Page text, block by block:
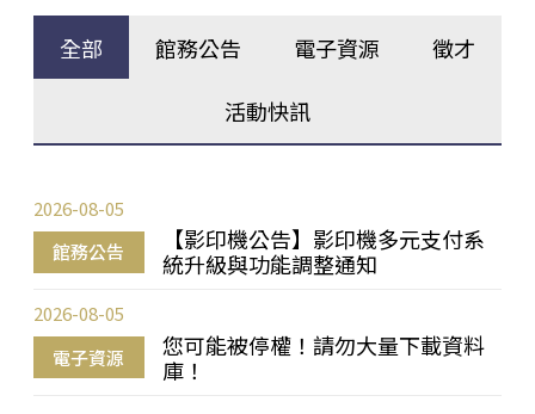
全部 館務公告 電子資源 徵才
活動快訊
館務公告
【影印機公告】影印機多元支付系
統升級與功能調整通知
2026-08-05
電子資源
您可能被停權！請勿大量下載資料
庫！
2026-08-05